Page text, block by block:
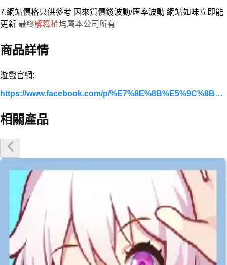
7.網站價格只供參考 因來貨價錢波動/匯率波動 網站如味立即能
更新 最終解釋權均屬本公司所有
商品詳情
遊戲官網:
https://www.facebook.com/p/%E7%8E%8B%E5%9C%8B%E4%B9%8B%E6%AD%8C-Top-Heroes-61554785711592/
相關產品